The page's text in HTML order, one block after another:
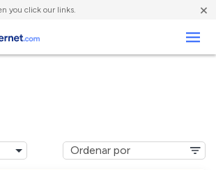
you click our links. ×